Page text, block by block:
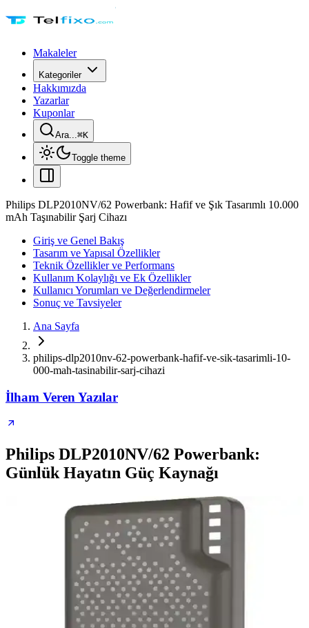
Makaleler
Kategoriler
Hakkımızda
Yazarlar
Kuponlar
Ara...⌘K
Toggle theme
Philips DLP2010NV/62 Powerbank: Hafif ve Şık Tasarımlı 10.000
mAh Taşınabilir Şarj Cihazı
Giriş ve Genel Bakış
Tasarım ve Yapısal Özellikler
Teknik Özellikler ve Performans
Kullanım Kolaylığı ve Ek Özellikler
Kullanıcı Yorumları ve Değerlendirmeler
Sonuç ve Tavsiyeler
Ana Sayfa
philips-dlp2010nv-62-powerbank-hafif-ve-sik-tasarimli-10-
000-mah-tasinabilir-sarj-cihazi
İlham Veren Yazılar
Philips DLP2010NV/62 Powerbank:
Günlük Hayatın Güç Kaynağı